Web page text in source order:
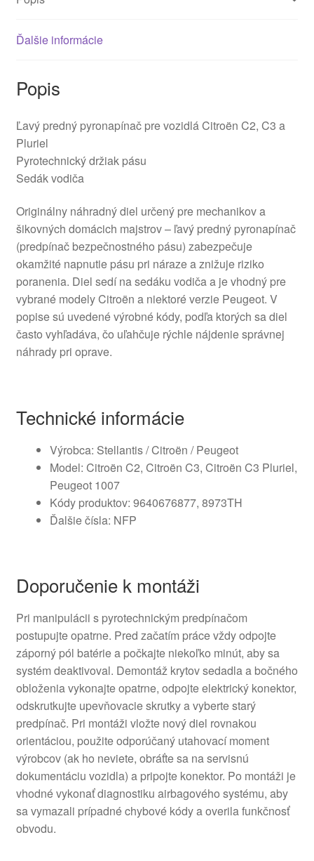
Ďalšie informácie
Popis
Ľavý predný pyronapínač pre vozidlá Citroën C2, C3 a
Pluriel
Pyrotechnický držiak pásu
Sedák vodiča
Originálny náhradný diel určený pre mechanikov a
šikovných domácich majstrov – ľavý predný pyronapínač
(predpínač bezpečnostného pásu) zabezpečuje
okamžité napnutie pásu pri náraze a znižuje riziko
poranenia. Diel sedí na sedáku vodiča a je vhodný pre
vybrané modely Citroën a niektoré verzie Peugeot. V
popise sú uvedené výrobné kódy, podľa ktorých sa diel
často vyhľadáva, čo uľahčuje rýchle nájdenie správnej
náhrady pri oprave.
Technické informácie
Výrobca: Stellantis / Citroën / Peugeot
Model: Citroën C2, Citroën C3, Citroën C3 Pluriel,
Peugeot 1007
Kódy produktov: 9640676877, 8973TH
Ďalšie čísla: NFP
Doporučenie k montáži
Pri manipulácii s pyrotechnickým predpínačom
postupujte opatrne. Pred začatím práce vždy odpojte
záporný pól batérie a počkajte niekoľko minút, aby sa
systém deaktivoval. Demontáž krytov sedadla a bočného
obloženia vykonajte opatrne, odpojte elektrický konektor,
odskrutkujte upevňovacie skrutky a vyberte starý
predpínač. Pri montáži vložte nový diel rovnakou
orientáciou, použite odporúčaný utahovací moment
výrobcov (ak ho neviete, obráťte sa na servisnú
dokumentáciu vozidla) a pripojte konektor. Po montáži je
vhodné vykonať diagnostiku airbagového systému, aby
sa vymazali prípadné chybové kódy a overila funkčnosť
obvodu.